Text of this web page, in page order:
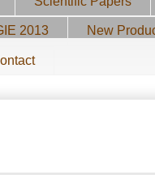
2013 New